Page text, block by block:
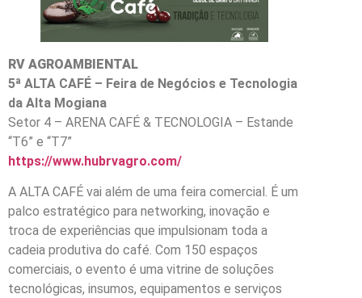
RV AGROAMBIENTAL
5ª ALTA CAFÉ – Feira de Negócios e Tecnologia
da Alta Mogiana
Setor 4 – ARENA CAFÉ & TECNOLOGIA – Estande
“T6” e “T7”
https://www.hubrvagro.com/
A ALTA CAFÉ vai além de uma feira comercial. É um
palco estratégico para networking, inovação e
troca de experiências que impulsionam toda a
cadeia produtiva do café. Com 150 espaços
comerciais, o evento é uma vitrine de soluções
tecnológicas, insumos, equipamentos e serviços